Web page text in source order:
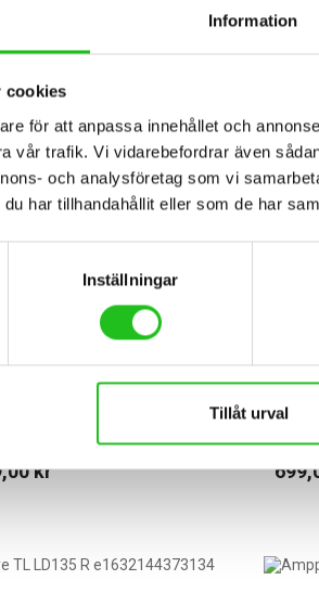
Information
cookies
för att anpassa innehållet och
vår trafik. Vi vidarebefordrar även
och analysföretag som vi
har tillhandahållit eller som de har
Inställningar
Tillåt urval
Blinder 1300 framlampa
kr